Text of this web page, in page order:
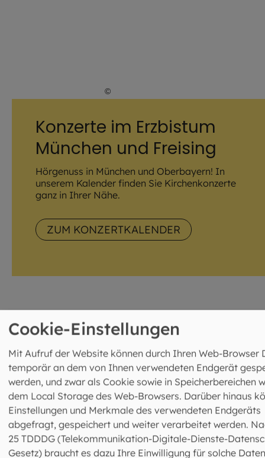
©
Konzerte im Erzbistum
München und Freising
Hörgenuss in München und Oberbayern! In
unserem Kalender finden Sie Kirchenkonzerte
ganz in Ihrer Nähe.
ZUM KONZERTKALENDER
Unsere Glocken prägen den
Klang von Bayern
Die Glocken in auf den Kirchtürmen sind hörbare Zeichen
des Glaubens, begleiten den Alltag, rufen zum Gebet und
prägen den Klang Bayerns. Schon iroschottische
Wandermönche, also aus dem irischen Stamm der
der sich vom 3. bis 5. Jahrhundert auf beiden Seiten der
Irischen See ausbreitete, brachten die ersten Glocken
Cookie-Einstellungen
Mit Aufruf der Website können durch Ihren Web-Browser
temporär an dem von Ihnen verwendeten Endgerät
werden, und zwar als Cookie sowie in Speicherbereichen
dem Local Storage des Web-Browsers. Darüber hinaus
Einstellungen und Merkmale des verwendeten Endgeräts
abgefragt, gespeichert und weiter verarbeitet werden.
25 TDDDG (Telekommunikation-Digitale-Dienste-
Gesetz) braucht es dazu Ihre Einwilligung für solche